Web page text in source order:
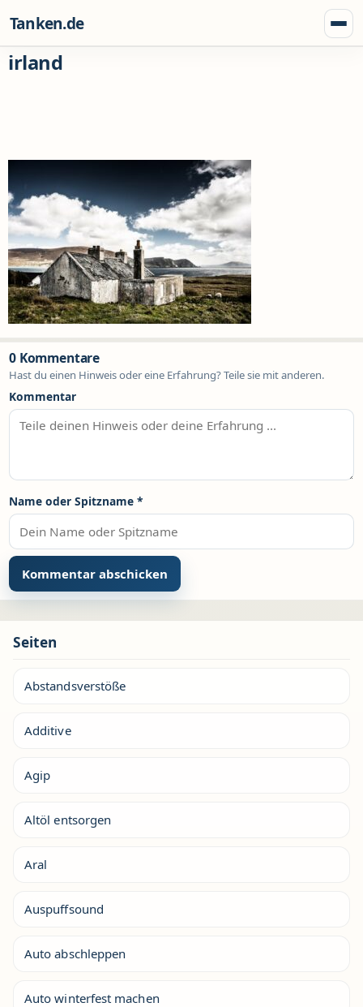
Tanken.de
irland
0 Kommentare
Hast du einen Hinweis oder eine Erfahrung? Teile sie mit anderen.
Kommentar
Name oder Spitzname *
Seiten
Abstandsverstöße
Additive
Agip
Altöl entsorgen
Aral
Auspuffsound
Auto abschleppen
Auto winterfest machen